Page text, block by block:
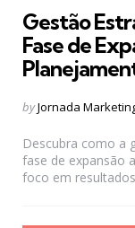
Gestão
Fase de
Posted
byJornada
Descubra como a
fase de expansão
foco em